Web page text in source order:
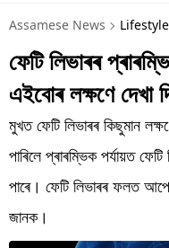
ভাৰত
মনোৰঞ্জন
শিক্ষা
খেল
জীৱনশৈলী
Assamese News Lifestyle
ফেটি লিভাৰৰ
এইবোৰ লক্ষণে দেখা
মুখত ফেটি লিভাৰৰ কিছুমান
পাৰিলে প্ৰাৰম্ভিক পৰ্যায়ত
পাৰে। ফেটি লিভাৰৰ ফলত
জানক।